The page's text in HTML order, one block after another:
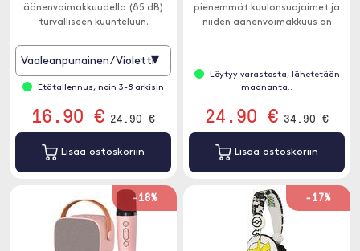
äänenvoimakkuudella (85 dB)
turvalliseen kuunteluun.
Vaaleanpunainen/Violetti▾
Etätallennus, noin 3-8 arkisin
16.90 € 24.90 €
Lisää ostoskoriin
pienemmät kuulonsuojaimet ja
niiden äänenvoimakkuus on
Löytyy varastosta, lähetetään
maananta..
24.90 € 34.90 €
Lisää ostoskoriin
-18% -17%